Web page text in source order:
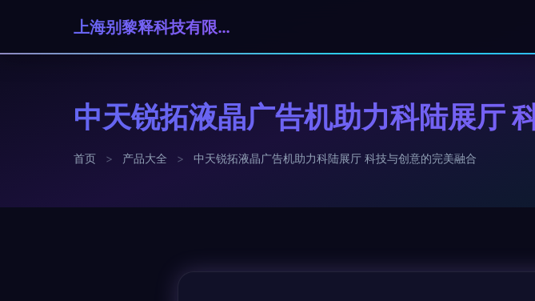
上海别黎释科技有限公司
中天锐拓液晶广告机助力科陆展厅
首页 > 产品大全 > 中天锐拓液晶广告机助力科陆展厅 科技与创意的完美融合